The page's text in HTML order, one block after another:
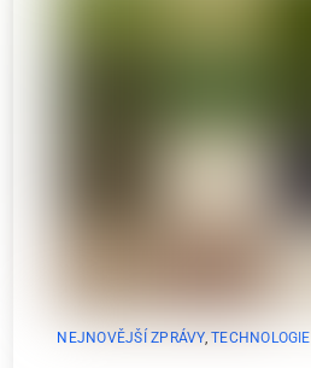
NEJNOVĚJŠÍ ZPRÁVY,TECHNOLOGIE